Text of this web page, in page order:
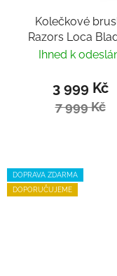
Kolečkové
Razors Loca
Ihned k
3 999 Kč
7 999 Kč
DOPRAVA ZDARMA
DOPORUČUJEME